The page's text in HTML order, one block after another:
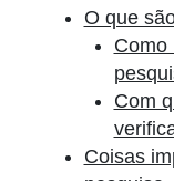
O que
Como
Com
Coisas